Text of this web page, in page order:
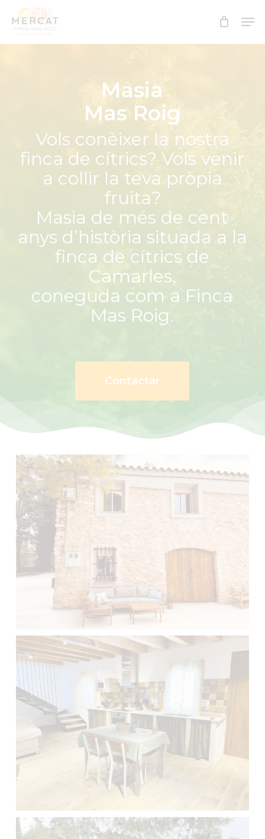
Masia
Mas Roig
Vols conèixer la nostra
finca de cítrics? Vols venir
a collir la teva pròpia
fruita?
Masia de més de cent
anys d’història situada a la
finca de cítrics de
Camarles,
coneguda com a Finca
Mas Roig.
Contactar